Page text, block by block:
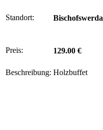
Standort: Bischofswerda
Preis: 129.00 €
Beschreibung: Holzbuffet